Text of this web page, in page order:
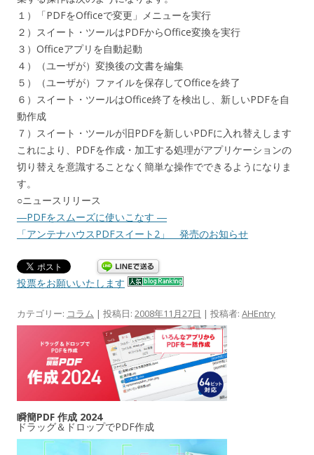
１）「PDFをOfficeで変更」メニューを実行
２）スイート・ツールはPDFからOffice変換を実行
３）Officeアプリを自動起動
４）（ユーザが）変換後の文書を編集
５）（ユーザが）ファイルを保存してOfficeを終了
６）スイート・ツールはOffice終了を検出し、新しいPDFを自
動作成
７）スイート・ツールが旧PDFを新しいPDFに入れ替えします
これにより、PDFを作成・加工する処理がアプリケーションの
切り替えを意識することなく簡単な操作でできるようになりま
す。
○ニュースリリース
―PDFをスムーズに使いこなす ―
「アンテナハウスPDFスイート2」 発売のお知らせ
投票をお願いいたします
カテゴリー: コラム | 投稿日: 2008年11月27日 | 投稿者: AHEntry
瞬簡PDF 作成 2024
ドラッグ＆ドロップでPDF作成